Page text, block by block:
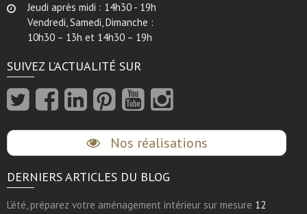
Jeudi après midi : 14h30 - 19h
Vendredi, Samedi, Dimanche :
10h30 – 13h et 14h30 – 19h
SUIVEZ L’ACTUALITÉ SUR
Nos réalisations
DERNIERS ARTICLES DU BLOG
L’été, préparez votre aménagement intérieur sur mesure 12